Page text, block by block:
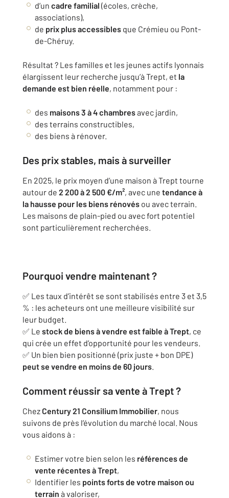
d’un cadre familial (écoles, crèche,
associations),
de prix plus accessibles que Crémieu ou Pont-
de-Chéruy.
Résultat ? Les familles et les jeunes actifs lyonnais
élargissent leur recherche jusqu’à Trept, et la
demande est bien réelle, notamment pour :
des maisons 3 à 4 chambresavec jardin,
des terrains constructibles,
des biens à rénover.
Des prix stables, mais à surveiller
En 2025, le prix moyen d’une maison à Trept tourne
autour de 2 200 à 2 500 €/m², avec une tendance à
la hausse pour les biens rénovés ou avec terrain.
Les maisons de plain-pied ou avec fort potentiel
sont particulièrement recherchées.
Pourquoi vendre maintenant ?
✅ Les taux d’intérêt se sont stabilisés entre 3 et 3,5
% : les acheteurs ont une meilleure visibilité sur
leur budget.
✅ Le stock de biens à vendre est faible à Trept, ce
qui crée un effet d’opportunité pour les vendeurs.
✅ Un bien bien positionné (prix juste + bon DPE)
peut se vendre en moins de 60 jours.
Comment réussir sa vente à Trept ?
ChezCentury 21 Consilium Immobilier, nous
suivons de près l’évolution du marché local. Nous
vous aidons à :
Estimer votre bien selon les références de
vente récentes à Trept,
Identifier les points forts de votre maison ou
terrain à valoriser,